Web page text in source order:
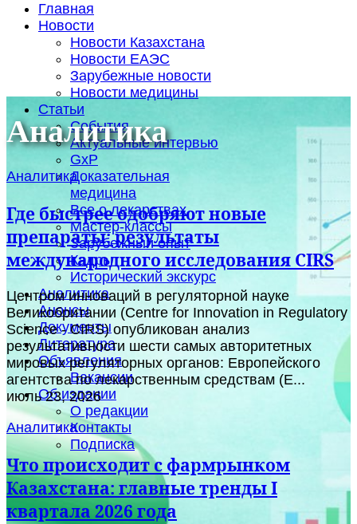
Главная
Новости
Новости Казахстана
Новости ЕАЭС
Зарубежные новости
Новости медицины
Статьи
События
Актуальные интервью
GxP
Доказательная
медицина
Все о лекарствах
Мастер-классы
Зарубежный опыт
Кадры
Исторический экскурс
Аналитика
Анонсы
Документы
Литература
Объявления
Вакансии
Об издании
О редакции
Контакты
Подписка
Аналитика
Аналитика
Где быстрее одобряют новые
препараты: результаты
международного исследования CIRS
Центром инноваций в регуляторной науке
Великобритании (Centre for Innovation in Regulatory
Science - CIRS) опубликован анализ
результативности шести самых авторитетных
мировых регуляторных органов: Европейского
агентства по лекарственным средствам (E...
июль 23, 2026
Аналитика
Что происходит с фармрынком
Казахстана: главные тренды I
квартала 2026 года